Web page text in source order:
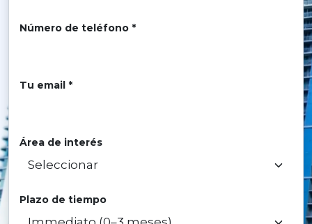
Número de teléfono *
Tu email *
Área de interés
Plazo de tiempo